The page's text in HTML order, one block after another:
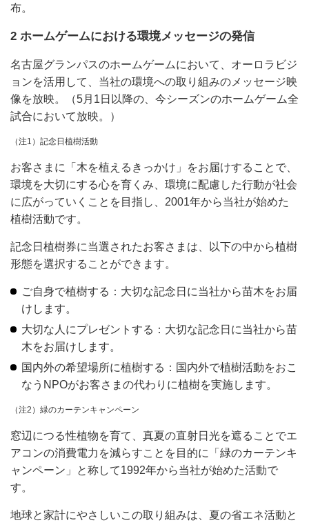
布。
2 ホームゲームにおける環境メッセージの発信
名古屋グランパスのホームゲームにおいて、オーロラビジ
ョンを活用して、当社の環境への取り組みのメッセージ映
像を放映。（5月1日以降の、今シーズンのホームゲーム全
試合において放映。）
（注1）記念日植樹活動
お客さまに「木を植えるきっかけ」をお届けすることで、
環境を大切にする心を育くみ、環境に配慮した行動が社会
に広がっていくことを目指し、2001年から当社が始めた
植樹活動です。
記念日植樹券に当選されたお客さまは、以下の中から植樹
形態を選択することができます。
ご自身で植樹する：大切な記念日に当社から苗木をお届
けします。
大切な人にプレゼントする：大切な記念日に当社から苗
木をお届けします。
国内外の希望場所に植樹する：国内外で植樹活動をおこ
なうNPOがお客さまの代わりに植樹を実施します。
（注2）緑のカーテンキャンペーン
窓辺につる性植物を育て、真夏の直射日光を遮ることでエ
アコンの消費電力を減らすことを目的に「緑のカーテンキ
ャンペーン」と称して1992年から当社が始めた活動で
す。
地球と家計にやさしいこの取り組みは、夏の省エネ活動と